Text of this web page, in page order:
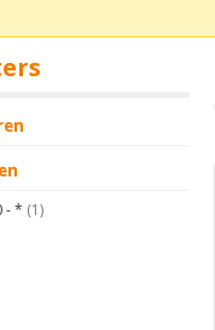
- * (1)